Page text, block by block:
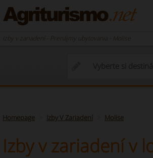
Izby v zariadení - Prenájmy ubytovania - Molise
Homepage Izby V Zariadení Molise
Izby v zariadení v